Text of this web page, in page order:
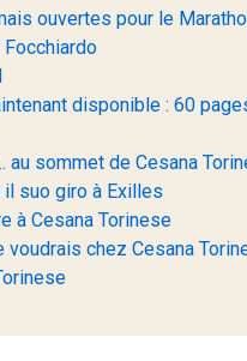
ouvertes pour le
disponible : 60
au sommet de Cesana
il suo giro à Exilles
à Cesana Torinese
voudrais chez Cesana